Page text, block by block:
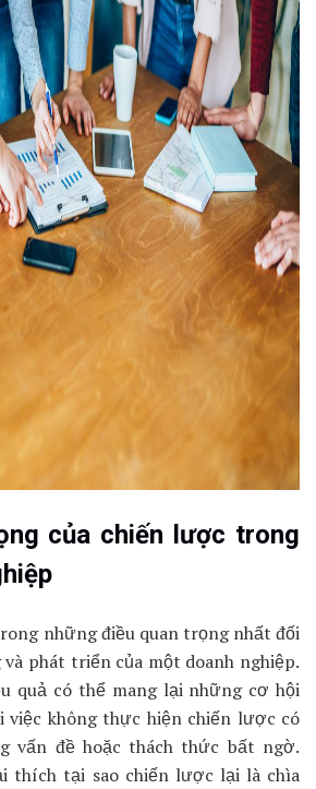
của chiến lược trong
những điều quan trọng nhất đối
phát triển của một doanh nghiệp.
quả có thể mang lại những cơ hội
không thực hiện chiến lược có
vấn đề hoặc thách thức bất ngờ.
thích tại sao chiến lược lại là chìa